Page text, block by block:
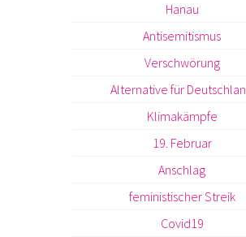
Hanau
Antisemitismus
Verschwörung
Alternative für
Klimakämpfe
19. Februar
Anschlag
feministischer Streik
Covid19